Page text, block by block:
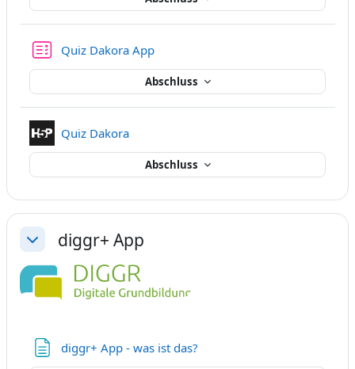
Quiz Dakora AppTest
Abschluss
Quiz DakoraInteraktiver Inhalt
Abschluss
Einklappendiggr+ App
diggr+ App - was ist das?